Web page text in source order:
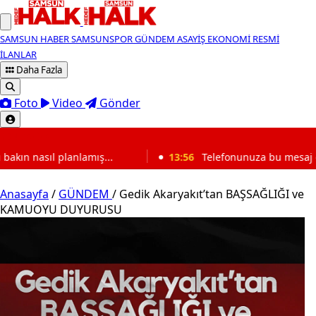
SAMSUN HABERSAMSUNSPORGÜNDEM ASAYİŞ EKONOMİ RESMİ
İLANLAR
Daha Fazla
Foto Video Gönder
13:56 Telefonunuza bu mesaj geldiyse dikkat
Anasayfa / GÜNDEM / Gedik Akaryakıt’tan BAŞSAĞLIĞI ve
KAMUOYU DUYURUSU